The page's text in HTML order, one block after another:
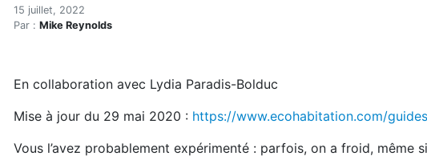
Accueil
Articles
Le confort thermique, ça se conçoit
Le confort thermique, ça se
15 juillet, 2022
Par : Mike Reynolds
En collaboration avec Lydia Paradis-Bolduc
Mise à jour du 29 mai 2020 : https://www.ecohabitation.com/
Vous l’avez probablement expérimenté : parfois, on a froid, même